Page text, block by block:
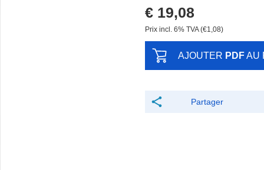
€ 19,08
Prix ​​incl. 6% TVA (€1,08)
AJOUTER PDFAU
Partager